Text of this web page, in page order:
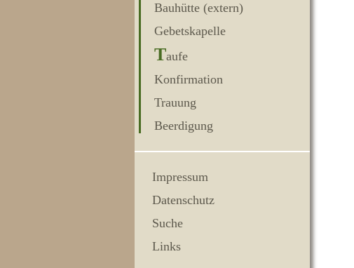
Bauhütte (extern)
Gebetskapelle
Taufe
Konfirmation
Trauung
Beerdigung
Impressum
Datenschutz
Suche
Links